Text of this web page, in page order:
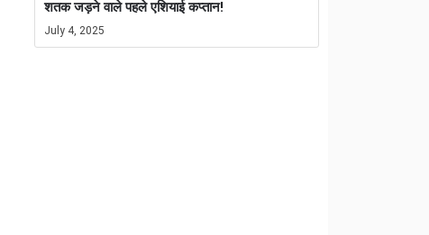
शतक जड़ने वाले पहले एशियाई कप्तान!
July 4, 2025